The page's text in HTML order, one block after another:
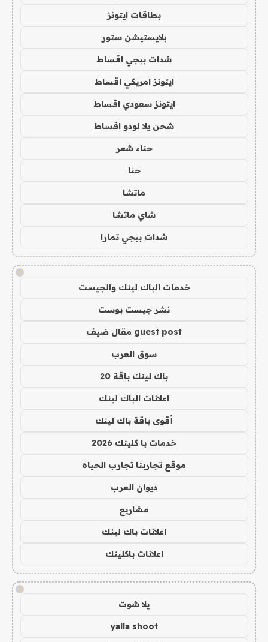
بطاقات ايتونز
بلايستيشن ستور
شدات ببجي اقساط
ايتونز امريكي اقساط
ايتونز سعودي اقساط
شحن يلا لودو اقساط
حناء شعر
حنا
ماتشا
شاي ماتشا
شدات ببجي تمارا
!
خدمات الباك لينك والجيست
نشر جيست بوست
guest post مقال ضيف
سوق العرب
باك لينك باقة 20
اعلانات الباك لينك
أقوى باقة باك لينك
خدمات با كلينك 2026
موقع تجاربنا تجارب الحياه
ديوان العرب
مشاريع
اعلانات باك لينك
اعلانات باكلينك
!
يلا شوت
yalla shoot